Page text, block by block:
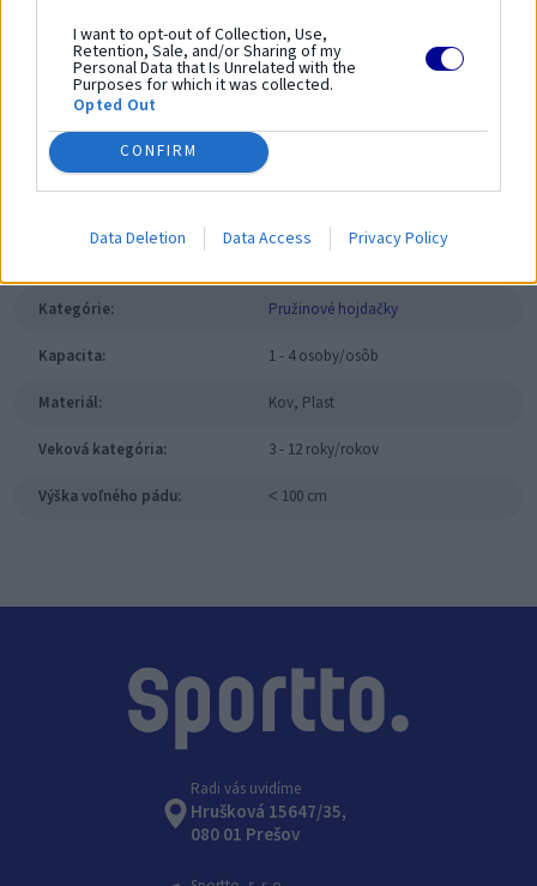
I want to opt-out of Collection, Use,
Retention, Sale, and/or Sharing of my
Personal Data that Is Unrelated with the
Purposes for which it was collected.
Opted Out
CONFIRM
Data Deletion Data Access Privacy Policy
bezpečnostnej zóny:
13 m²
Parametre
Kategórie: Pružinové hojdačky
Kapacita: 1 - 4 osoby/osôb
Materiál: Kov, Plast
Veková kategória: 3 - 12 roky/rokov
Výška voľného pádu: ˂ 100 cm
Radi vás uvidíme
Hrušková 15647/35,
080 01 Prešov